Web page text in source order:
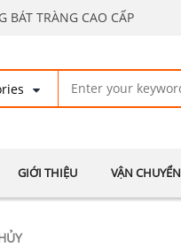
BÁT TRÀNG CAO CẤP
GIỚI THIỆU VẬN CHUYỂN